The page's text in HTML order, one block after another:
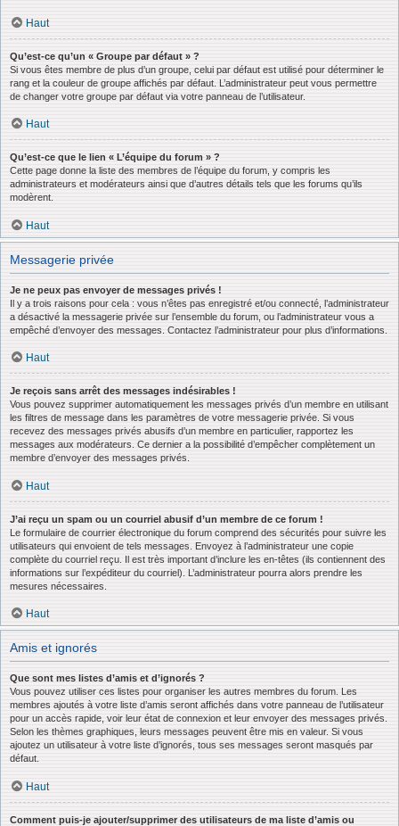
Haut
Qu’est-ce qu’un « Groupe par défaut » ?
Si vous êtes membre de plus d’un groupe, celui par défaut est utilisé pour déterminer le
rang et la couleur de groupe affichés par défaut. L’administrateur peut vous permettre
de changer votre groupe par défaut via votre panneau de l’utilisateur.
Haut
Qu’est-ce que le lien « L’équipe du forum » ?
Cette page donne la liste des membres de l’équipe du forum, y compris les
administrateurs et modérateurs ainsi que d’autres détails tels que les forums qu’ils
modèrent.
Haut
Messagerie privée
Je ne peux pas envoyer de messages privés !
Il y a trois raisons pour cela : vous n’êtes pas enregistré et/ou connecté, l’administrateur
a désactivé la messagerie privée sur l’ensemble du forum, ou l’administrateur vous a
empêché d’envoyer des messages. Contactez l’administrateur pour plus d’informations.
Haut
Je reçois sans arrêt des messages indésirables !
Vous pouvez supprimer automatiquement les messages privés d’un membre en utilisant
les filtres de message dans les paramètres de votre messagerie privée. Si vous
recevez des messages privés abusifs d’un membre en particulier, rapportez les
messages aux modérateurs. Ce dernier a la possibilité d’empêcher complètement un
membre d’envoyer des messages privés.
Haut
J’ai reçu un spam ou un courriel abusif d’un membre de ce forum !
Le formulaire de courrier électronique du forum comprend des sécurités pour suivre les
utilisateurs qui envoient de tels messages. Envoyez à l’administrateur une copie
complète du courriel reçu. Il est très important d’inclure les en-têtes (ils contiennent des
informations sur l’expéditeur du courriel). L’administrateur pourra alors prendre les
mesures nécessaires.
Haut
Amis et ignorés
Que sont mes listes d’amis et d’ignorés ?
Vous pouvez utiliser ces listes pour organiser les autres membres du forum. Les
membres ajoutés à votre liste d’amis seront affichés dans votre panneau de l’utilisateur
pour un accès rapide, voir leur état de connexion et leur envoyer des messages privés.
Selon les thèmes graphiques, leurs messages peuvent être mis en valeur. Si vous
ajoutez un utilisateur à votre liste d’ignorés, tous ses messages seront masqués par
défaut.
Haut
Comment puis-je ajouter/supprimer des utilisateurs de ma liste d’amis ou